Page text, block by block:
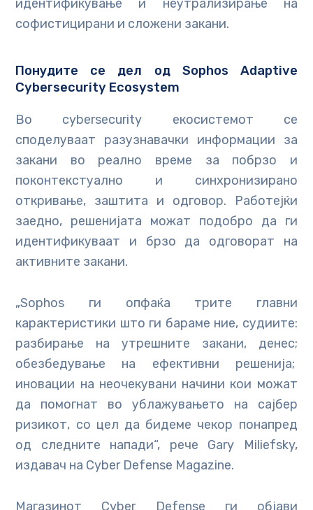
идентификување и неутрализирање на
софистицирани и сложени закани.
Понудите се дел од Sophos Adaptive
Cybersecurity Ecosystem
Во cybersecurity екосистемот се
споделуваат разузнавачки информации за
закани во реално време за побрзо и
поконтекстуално и синхронизирано
откривање, заштита и одговор. Работејќи
заедно, решенијата можат подобро да ги
идентификуваат и брзо да одговорат на
активните закани.
„Sophos ги опфаќа трите главни
карактеристики што ги бараме ние, судиите:
разбирање на утрешните закани, денес;
обезбедување на ефективни решенија;
иновации на неочекувани начини кои можат
да помогнат во ублажувањето на сајбер
ризикот, со цел да бидеме чекор понапред
од следните напади“, рече Gary Miliefsky,
издавач на Cyber ​​Defense Magazine.
Магазинот Cyber ​​Defense ги објави